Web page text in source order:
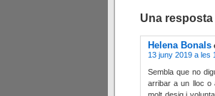
Una resposta
Helena Bonals
13 juny 2019 a les
Sembla que no
arribar a un lloc o